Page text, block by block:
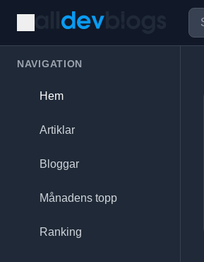
NAVIGATION
Hem
Artiklar
Bloggar
Månadens topp
Ranking